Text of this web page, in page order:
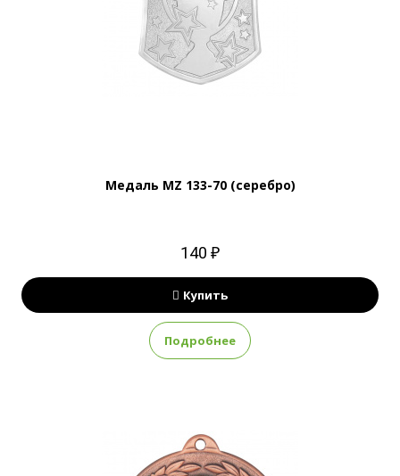
Медаль MZ 133-70 (серебро)
140 ₽
Купить
Подробнее